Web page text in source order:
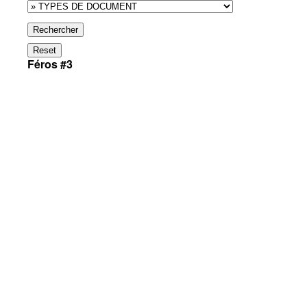
Rechercher
Reset
Féros #3